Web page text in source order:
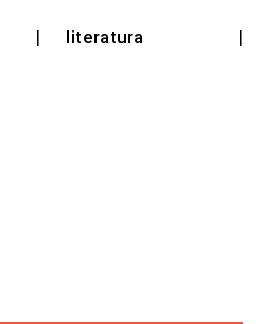
| literatura
|